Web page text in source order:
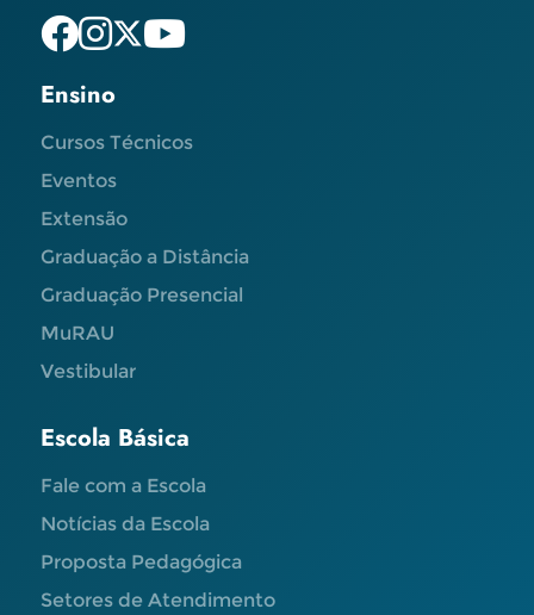
Ensino
Cursos Técnicos
Eventos
Extensão
Graduação a Distância
Graduação Presencial
MuRAU
Vestibular
Escola Básica
Fale com a Escola
Notícias da Escola
Proposta Pedagógica
Setores de Atendimento